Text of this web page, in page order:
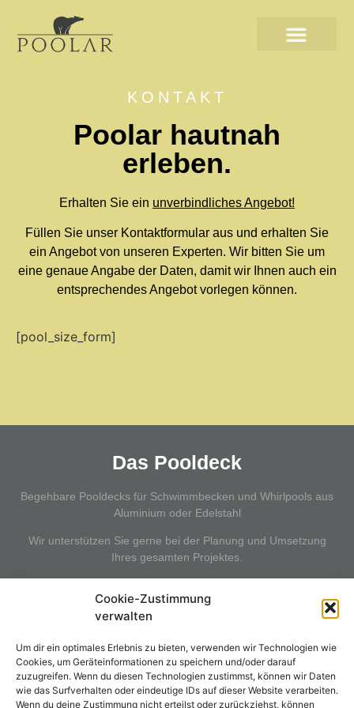
Cookie-Zustimmung
verwalten
Um dir ein optimales Erlebnis zu bieten, verwenden wir Technologien wie
Cookies, um Geräteinformationen zu speichern und/oder darauf
zuzugreifen. Wenn du diesen Technologien zustimmst, können wir Daten
wie das Surfverhalten oder eindeutige IDs auf dieser Website verarbeiten.
Wenn du deine Zustimmung nicht erteilst oder zurückziehst, können
KONTAKT
Poolar hautnah
erleben.
Erhalten Sie ein unverbindliches Angebot!
Füllen Sie unser Kontaktformular aus und erhalten Sie
ein Angebot von unseren Experten. Wir bitten Sie um
eine genaue Angabe der Daten, damit wir Ihnen auch ein
entsprechendes Angebot vorlegen können.
[pool_size_form]
Das Pooldeck
Begehbare Pooldecks für Schwimmbecken und Whirlpools aus
Aluminium oder Edelstahl
Wir unterstützen Sie gerne bei der Planung und Umsetzung
Ihres gesamten Projektes.
Kontakt
POOLAR GmbH
Herzog Odilo-Strasse 101/21
A-5310 Mondsee